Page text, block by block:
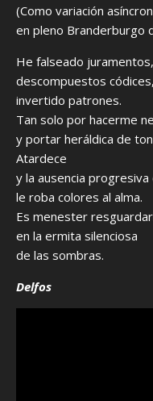
(Como variación
en pleno Branderburgo
He falseado juramentos,
descompuestos códices,
invertido patrones.
Tan solo por hacerme
y portar heráldica de
Atardece
y la ausencia progresiva
le roba colores al alma.
Es menester
en la ermita silenciosa
de las sombras.
Delfos